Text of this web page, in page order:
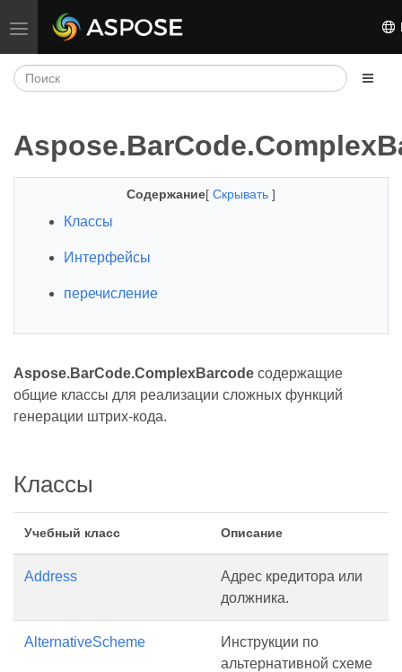
Переключить навигацию
Содержание[ Скрывать ]
Классы
Интерфейсы
перечисление
Aspose.BarCode.ComplexBarcode содержащие
общие классы для реализации сложных функций
генерации штрих-кода.
Классы
Учебный класс Описание
Address
Адрес кредитора или
должника.
AlternativeScheme
Инструкции по
альтернативной схеме